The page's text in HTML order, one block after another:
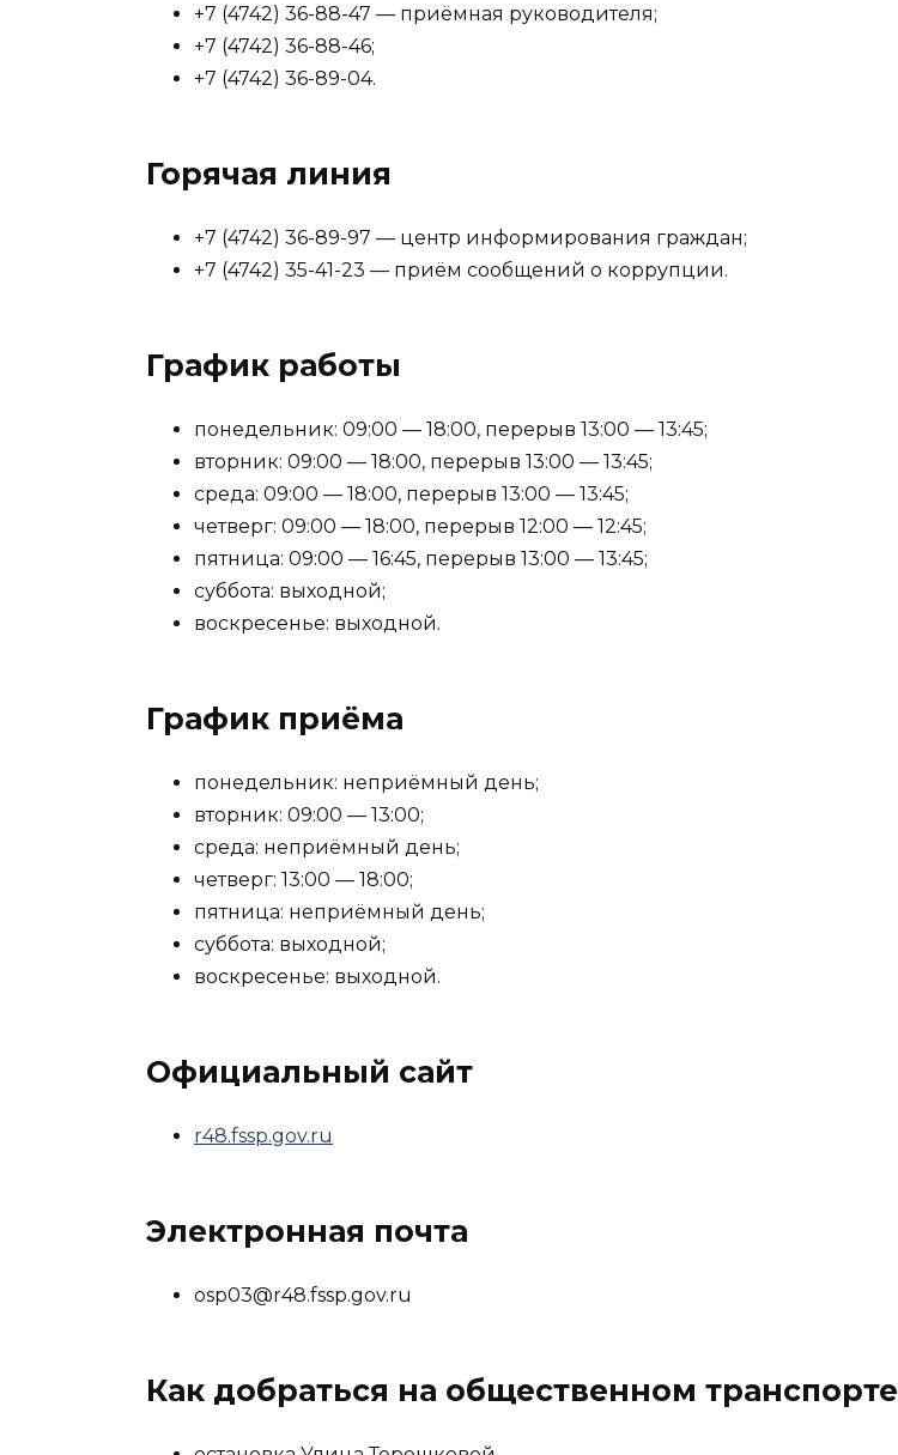
+7 (4742) 36-88-47 — приёмная руководителя;
+7 (4742) 36-88-46;
+7 (4742) 36-89-04.
Горячая линия
+7 (4742) 36-89-97 — центр информирования граждан;
+7 (4742) 35-41-23 — приём сообщений о коррупции.
График работы
понедельник: 09:00 — 18:00, перерыв 13:00 — 13:45;
вторник: 09:00 — 18:00, перерыв 13:00 — 13:45;
среда: 09:00 — 18:00, перерыв 13:00 — 13:45;
четверг: 09:00 — 18:00, перерыв 12:00 — 12:45;
пятница: 09:00 — 16:45, перерыв 13:00 — 13:45;
суббота: выходной;
воскресенье: выходной.
График приёма
понедельник: неприёмный день;
вторник: 09:00 — 13:00;
среда: неприёмный день;
четверг: 13:00 — 18:00;
пятница: неприёмный день;
суббота: выходной;
воскресенье: выходной.
Официальный сайт
r48.fssp.gov.ru
Электронная почта
osp03@r48.fssp.gov.ru
Как добраться на общественном транспорте